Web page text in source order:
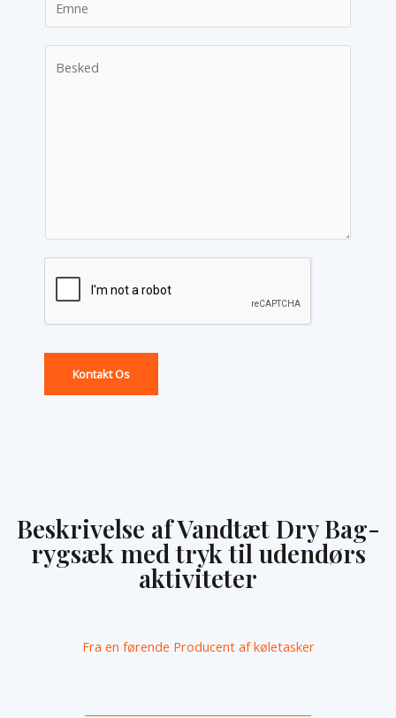
Kontakt Os
Beskrivelse af Vandtæt Dry Bag-
rygsæk med tryk til udendørs
aktiviteter
Fra en førende Producent af køletasker